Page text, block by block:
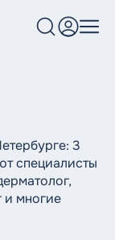
3
специалисты
и многие